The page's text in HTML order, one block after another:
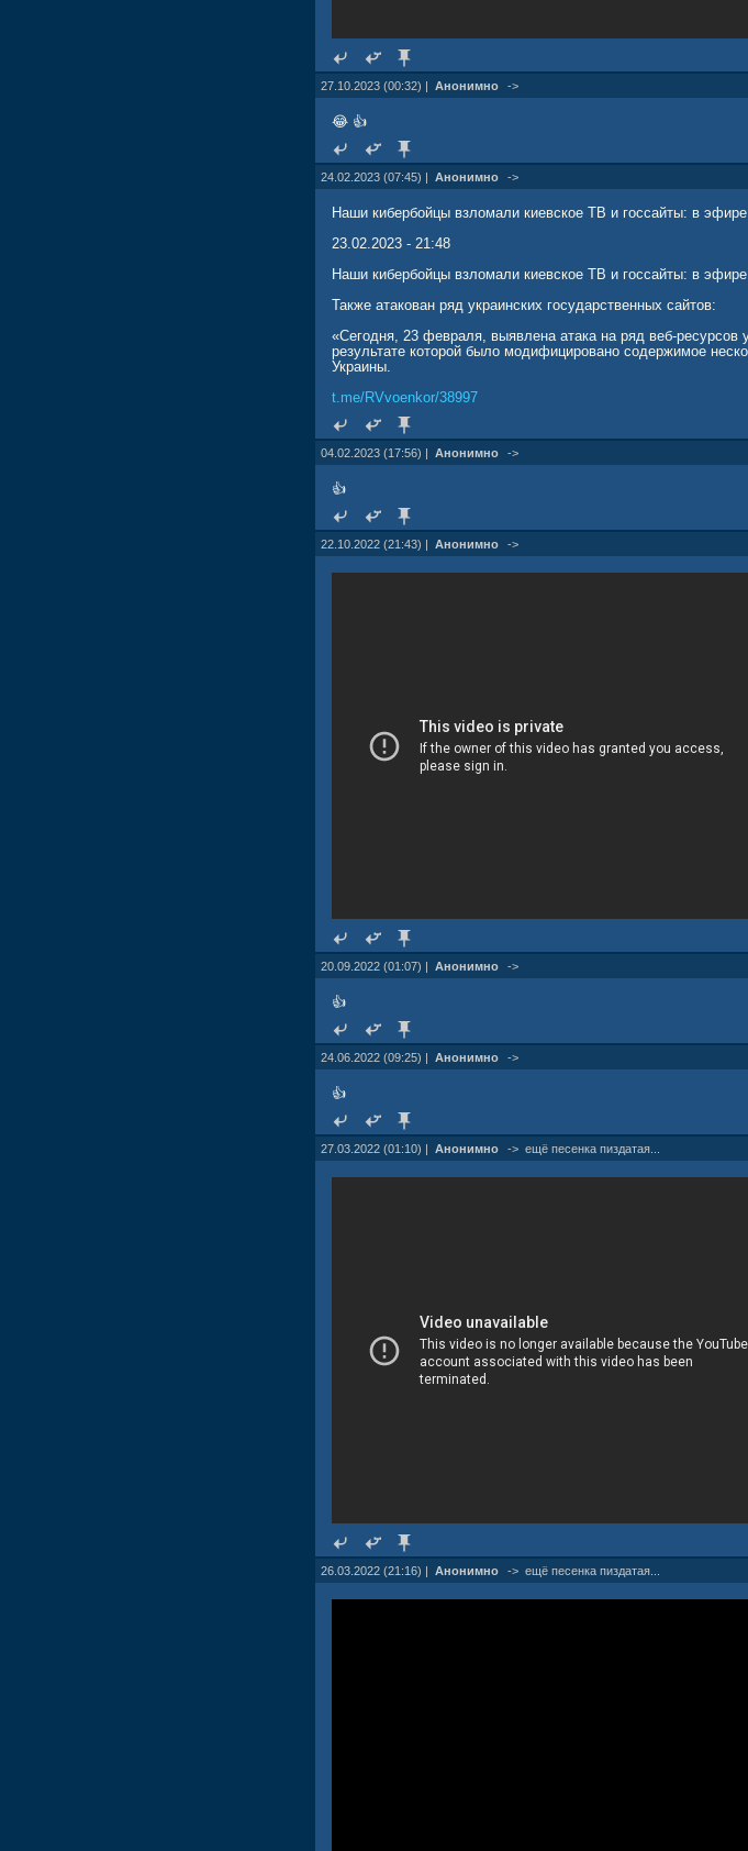
27.10.2023 (00:32) | Анонимно ->
😂 👍
24.02.2023 (07:45) | Анонимно ->
Наши кибербойцы взломали киевское ТВ и госсайты: в
23.02.2023 - 21:48
Наши кибербойцы взломали киевское ТВ и госсайты: в
Также атакован ряд украинских государственных сайтов:
«Сегодня, 23 февраля, выявлена атака на ряд веб-ресурсов
результате которой было модифицировано содержимое
Украины.
t.me/RVvoenkor/38997
04.02.2023 (17:56) | Анонимно ->
👍
22.10.2022 (21:43) | Анонимно ->
20.09.2022 (01:07) | Анонимно ->
👍
24.06.2022 (09:25) | Анонимно ->
👍
27.03.2022 (01:10) | Анонимно -> ещё песенка пиздатая...
26.03.2022 (21:16) | Анонимно -> ещё песенка пиздатая...